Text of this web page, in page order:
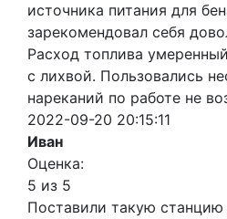
источника питания для
зарекомендовал себя
Расход топлива
с лихвой. Пользовались
нареканий по работе не
2022-09-20 20:15:11
Иван
Оценка:
5 из 5
Поставили такую станцию